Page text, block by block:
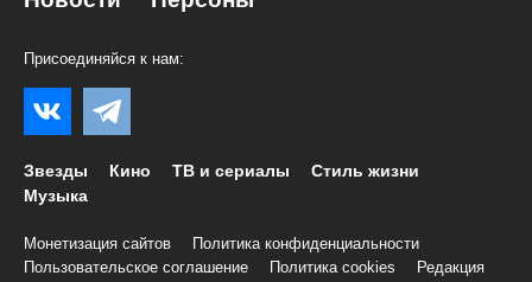
Присоединяйся к нам:
Звезды Кино ТВ и сериалы
Стиль жизни
Музыка
Монетизация сайтов
Политика конфиденциальности
Пользовательское соглашение
Политика cookies Редакция